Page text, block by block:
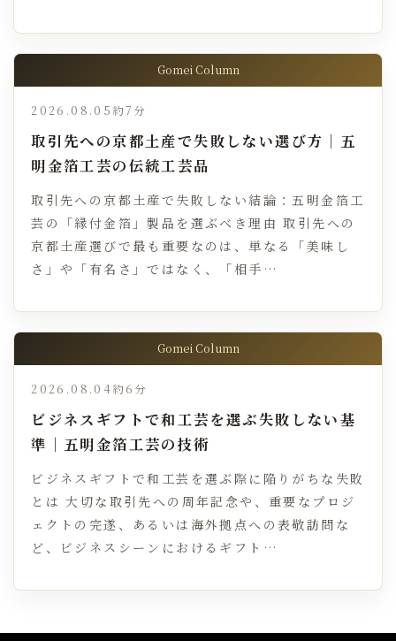
Gomei Column
2026.08.05 約7分
取引先への京都土産で失敗しない選び方｜五
明金箔工芸の伝統工芸品
取引先への京都土産で失敗しない結論：五明金箔工
芸の「縁付金箔」製品を選ぶべき理由 取引先への
京都土産選びで最も重要なのは、単なる「美味し
さ」や「有名さ」ではなく、「相手…
Gomei Column
2026.08.04約6分
ビジネスギフトで和工芸を選ぶ失敗しない基
準｜五明金箔工芸の技術
ビジネスギフトで和工芸を選ぶ際に陥りがちな失敗
とは 大切な取引先への周年記念や、重要なプロジ
ェクトの完遂、あるいは海外拠点への表敬訪問な
ど、ビジネスシーンにおけるギフト…